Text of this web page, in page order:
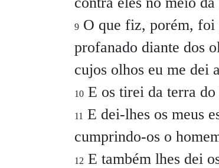
9 O que fiz, porém, foi
profanado diante dos
cujos olhos eu me dei
10 E os tirei da terra
11 E dei-lhes os meus
cumprindo-os o
12 E também lhes dei